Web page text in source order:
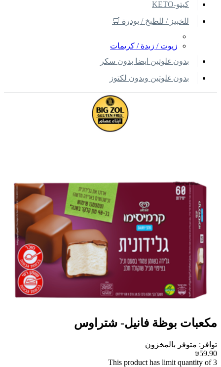
كيتو-KETO
للخبيز / للطبخ / بودرة 🛒
زيوت / زبدة / كريمات
بدون غلوتين ايضا بدون سكر
بدون غلوتين وبدون لكتوز
مكعبات بوظة فانيل- شتراوس
توافر: متوفر بالمخزون
₪59.90
This product has limit quantity of 3